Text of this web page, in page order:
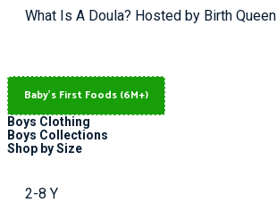
What Is A Doula? Hosted by Birth Queen
Baby's First Foods (6M+)
Boys Clothing
Boys Collections
Shop by Size
2-8 Y